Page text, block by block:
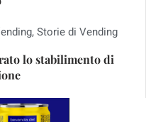
,Storie di Vending
lo stabilimento di